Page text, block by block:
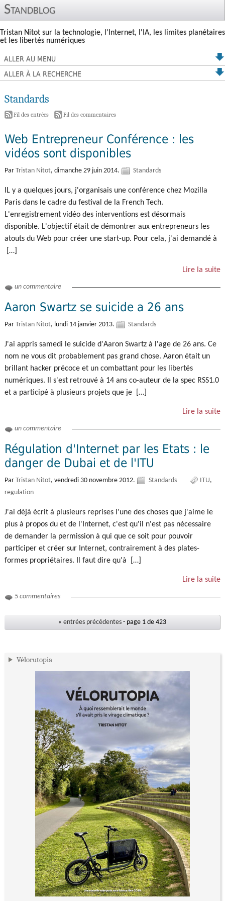
Standblog
Tristan Nitot sur la technologie, l'Internet, l'IA, les limites planétaires
et les libertés numériques
ALLER AU MENU
ALLER À LA RECHERCHE
Standards
Fil des entrées- Fil des commentaires
Web Entrepreneur Conférence : les
vidéos sont disponibles
Par Tristan Nitot, dimanche 29 juin 2014. Standards
IL y a quelques jours, j'organisais une conférence chez Mozilla
Paris dans le cadre du festival de la French Tech.
L'enregistrement vidéo des interventions est désormais
disponible. L'objectif était de démontrer aux entrepreneurs les
atouts du Web pour créer une start-up. Pour cela, j'ai demandé à
[…]
Lire la suite
un commentaire
Aaron Swartz se suicide a 26 ans
Par Tristan Nitot, lundi 14 janvier 2013. Standards
J'ai appris samedi le suicide d'Aaron Swartz à l'age de 26 ans. Ce
nom ne vous dit probablement pas grand chose. Aaron était un
brillant hacker précoce et un combattant pour les libertés
numériques. Il s'est retrouvé à 14 ans co-auteur de la spec RSS1.0
et a participé à plusieurs projets que je […]
Lire la suite
un commentaire
Régulation d'Internet par les Etats : le
danger de Dubai et de l'ITU
Par Tristan Nitot, vendredi 30 novembre 2012. Standards
ITU
regulation
J'ai déjà écrit à plusieurs reprises l'une des choses que j'aime le
plus à propos du et de l'Internet, c'est qu'il n'est pas nécessaire
de demander la permission à qui que ce soit pour pouvoir
participer et créer sur Internet, contrairement à des plates-
formes propriétaires. Il faut dire qu'à […]
Lire la suite
5 commentaires
« entrées précédentes - page 1 de 423
Vélorutopia